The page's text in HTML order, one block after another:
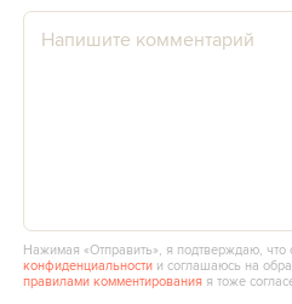
Нажимая «Отправить», я подтверждаю, что
конфиденциальности и соглашаюсь на
правилами комментирования я тоже